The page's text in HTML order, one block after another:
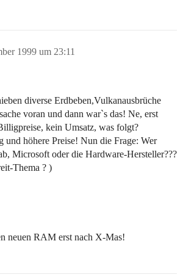
1999 um 23:11
diverse Erdbeben,Vulkanausbrüche
voran und dann war`s das! Ne, erst
kein Umsatz, was folgt?
und höhere Preise! Nun die Frage: Wer
Microsoft oder die Hardware-Hersteller???
Thema ? )
neuen RAM erst nach X-Mas!